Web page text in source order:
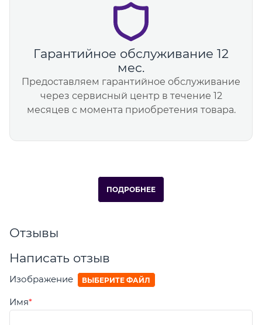
Гарантийное обслуживание 12
мес.
Предоставляем гарантийное обслуживание
через сервисный центр в течение 12
месяцев с момента приобретения товара.
ПОДРОБНЕЕ
Отзывы
Написать отзыв
Изображение ВЫБЕРИТЕ ФАЙЛ
Имя